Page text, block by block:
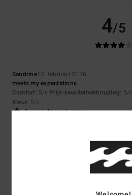
4/5
Sandrine12. februari 2026
meets my expectations
Comfort: 5/5 Prijs-kwaliteitverhouding: 5/5
Kleur: 5/5
Ik raad dit product aan
5/5